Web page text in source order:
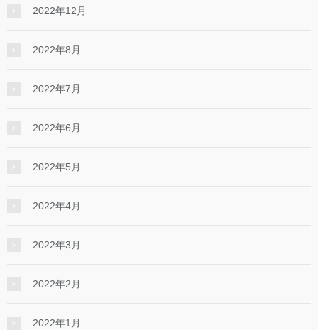
2022年12月
2022年8月
2022年7月
2022年6月
2022年5月
2022年4月
2022年3月
2022年2月
2022年1月